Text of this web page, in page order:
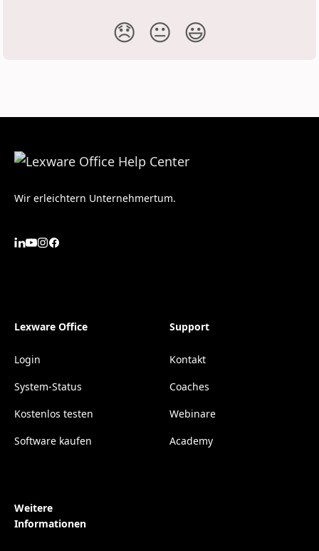
😞 😐 😃
Wir erleichtern Unternehmertum.
Lexware Office
Login
System-Status
Kostenlos testen
Software kaufen
Support
Kontakt
Coaches
Webinare
Academy
Weitere
Informationen